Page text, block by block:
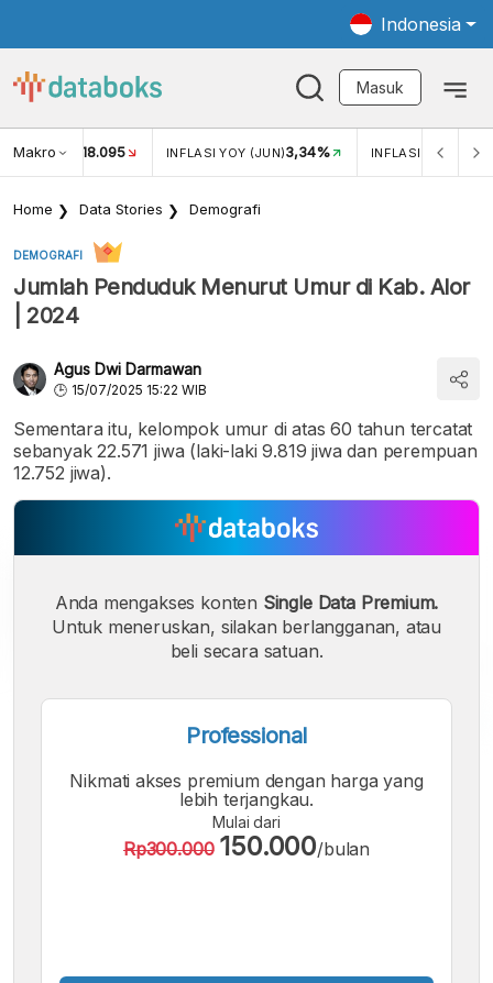
Indonesia
Masuk
Makro
USD/IDR 18.095 INFLASI YOY (JUN)3,34% INFLASI MOM
Home Data Stories Demografi
DEMOGRAFI
Jumlah Penduduk Menurut Umur di Kab. Alor
| 2024
Agus Dwi Darmawan
15/07/2025 15:22 WIB
Sementara itu, kelompok umur di atas 60 tahun tercatat
sebanyak 22.571 jiwa (laki-laki 9.819 jiwa dan perempuan
12.752 jiwa).
Font
Kecil
Font
Sedang
Font
Besar
Anda mengakses konten Single Data Premium.
Untuk meneruskan, silakan berlangganan, atau
beli secara satuan.
Professional
Nikmati akses premium dengan harga yang
lebih terjangkau.
Mulai dari
Rp300.000 150.000/bulan